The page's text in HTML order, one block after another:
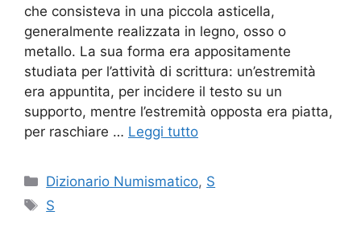
che consisteva in una piccola asticella,
generalmente realizzata in legno, osso o
metallo. La sua forma era appositamente
studiata per l’attività di scrittura: un’estremità
era appuntita, per incidere il testo su un
supporto, mentre l’estremità opposta era piatta,
per raschiare … Leggi tutto
Categorie
Dizionario Numismatico, S
Tag
S